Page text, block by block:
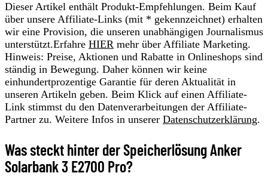
Dieser Artikel enthält Produkt-Empfehlungen. Beim Kauf
über unsere Affiliate-Links (mit * gekennzeichnet) erhalten
wir eine Provision, die unseren unabhängigen Journalismus
unterstützt.Erfahre HIER mehr über Affiliate Marketing.
Hinweis: Preise, Aktionen und Rabatte in Onlineshops sind
ständig in Bewegung. Daher können wir keine
einhundertprozentige Garantie für deren Aktualität in
unseren Artikeln geben. Beim Klick auf einen Affiliate-
Link stimmst du den Datenverarbeitungen der Affiliate-
Partner zu. Weitere Infos in unserer Datenschutzerklärung.
Was steckt hinter der Speicherlösung Anker
Solarbank 3 E2700 Pro?